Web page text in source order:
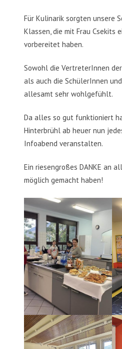
Für Kulinarik sorgten unsere
Klassen, die mit Frau Csekits
vorbereitet haben.
Sowohl die VertreterInnen
als auch die SchülerInnen
allesamt sehr wohlgefühlt.
Da alles so gut funktioniert
Hinterbrühl ab heuer nun
Infoabend veranstalten.
Ein riesengroßes DANKE an
möglich gemacht haben!